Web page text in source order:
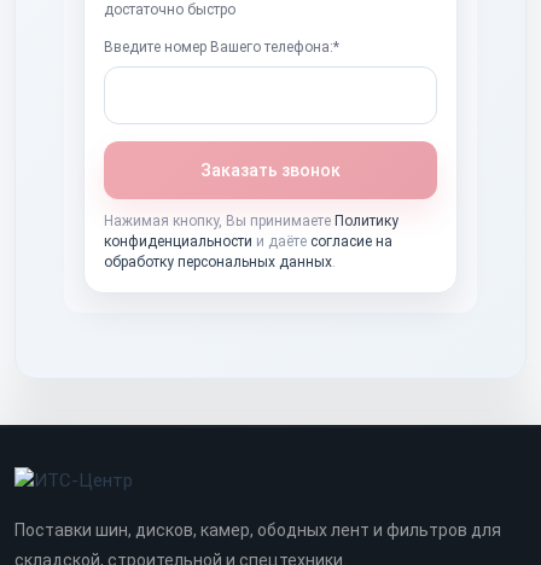
достаточно быстро
Введите номер Вашего телефона:*
Заказать звонок
Нажимая кнопку, Вы принимаете Политику
конфиденциальности и даёте согласие на
обработку персональных данных.
Поставки шин, дисков, камер, ободных лент и фильтров для
складской, строительной и спецтехники.